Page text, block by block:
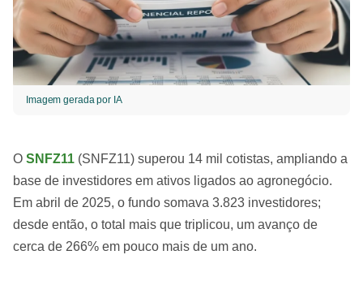
Imagem gerada por IA
O SNFZ11 (SNFZ11) superou 14 mil cotistas, ampliando a
base de investidores em ativos ligados ao agronegócio.
Em abril de 2025, o fundo somava 3.823 investidores;
desde então, o total mais que triplicou, um avanço de
cerca de 266% em pouco mais de um ano.